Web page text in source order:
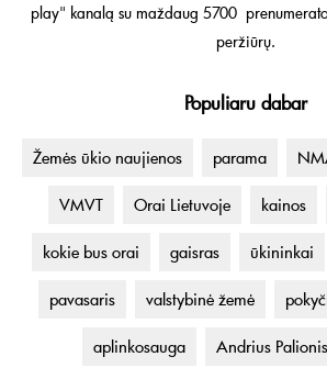
play" kanalą su maždaug 5700
peržiūrų.
Populiaru dabar
Žemės ūkio naujienos parama
VMVT Orai Lietuvoje kainos
kokie bus orai gaisras ūkininkai
pavasaris valstybinė žemė
aplinkosauga Andrius Palionis